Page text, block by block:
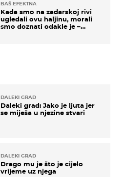
DALEKI GRAD
Daleki grad: Jako je ljuta jer
se miješa u njezine stvari
DALEKI GRAD
Drago mu je što je cijelo
vrijeme uz njega
BAŠ EFEKTNA
Kada smo na zadarskoj rivi
ugledali ovu haljinu, morali
smo doznati odakle je –